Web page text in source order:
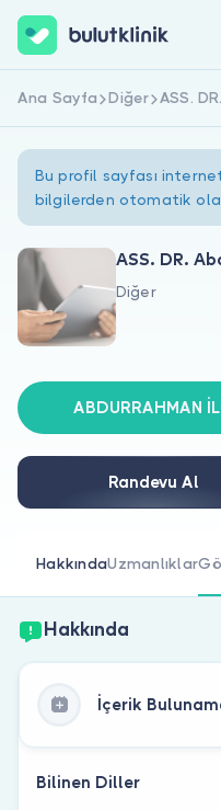
Hakkımızda
Doktorlar için
Doktor
Hemen Kaydol
Ana Sayfa Diğer ASS.
Bu profil sayfası
bilgilerden otomatik
ASS. DR.
Diğer
ABDURRAHMAN
Randevu Al
HakkındaUzmanlıklar
Hakkında
İçerik
Bilinen Diller